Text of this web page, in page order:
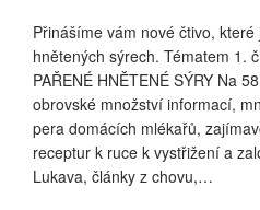
Přinášíme vám nové čtivo,
hnětených sýrech. Tématem 1.
PAŘENÉ HNĚTENÉ SÝRY Na
obrovské množství informací,
pera domácích mlékařů,
receptur k ruce k vystřižení a
Lukava, články z chovu,…